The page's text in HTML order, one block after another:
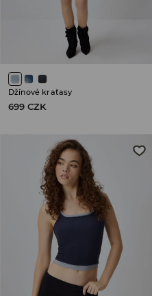
Džínové kraťasy
699 CZK